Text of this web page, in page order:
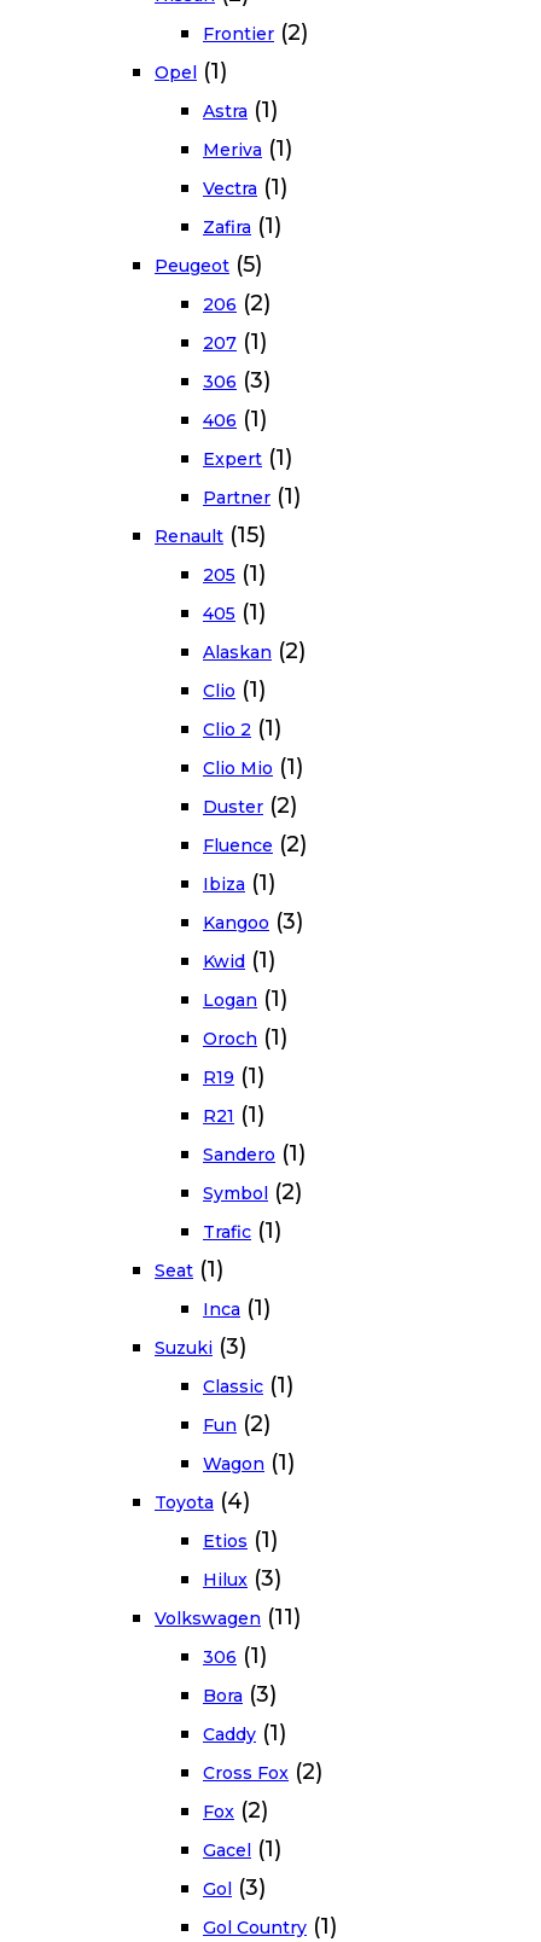
Frontier (2)
Opel (1)
Astra (1)
Meriva (1)
Vectra (1)
Zafira (1)
Peugeot (5)
206 (2)
207 (1)
306 (3)
406 (1)
Expert (1)
Partner (1)
Renault (15)
205 (1)
405 (1)
Alaskan (2)
Clio (1)
Clio 2 (1)
Clio Mio (1)
Duster (2)
Fluence (2)
Ibiza (1)
Kangoo (3)
Kwid (1)
Logan (1)
Oroch (1)
R19 (1)
R21 (1)
Sandero (1)
Symbol (2)
Trafic (1)
Seat (1)
Inca (1)
Suzuki (3)
Classic (1)
Fun (2)
Wagon (1)
Toyota (4)
Etios (1)
Hilux (3)
Volkswagen (11)
306 (1)
Bora (3)
Caddy (1)
Cross Fox (2)
Fox (2)
Gacel (1)
Gol (3)
Gol Country (1)